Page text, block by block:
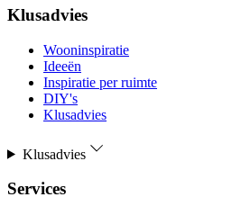
Klusadvies
Wooninspiratie
Ideeën
Inspiratie per ruimte
DIY's
Klusadvies
Klusadvies
Services